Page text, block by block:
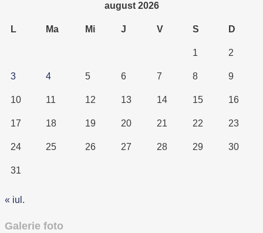
august 2026
L Ma Mi J V S D
1 2
3 4 5 6 7 8 9
10 11 12 13 14 15 16
17 18 19 20 21 22 23
24 25 26 27 28 29 30
31
« iul.
Galerie foto